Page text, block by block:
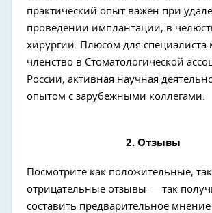
практический опыт важен при
проведении имплантации, в
хирургии. Плюсом для специалиста
членство в Стоматологической
России, активная научная
опытом с зарубежными коллегами.
2. Отзывы
Посмотрите как положительные,
отрицательные отзывы — так
составить предварительное